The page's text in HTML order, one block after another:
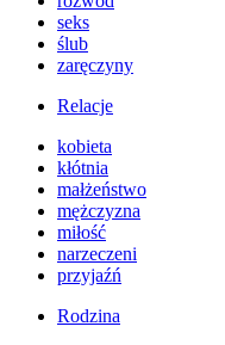
seks
ślub
zaręczyny
Relacje
kobieta
kłótnia
małżeństwo
mężczyzna
miłość
narzeczeni
przyjaźń
Rodzina